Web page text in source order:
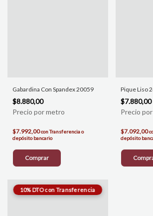
Gabardina Con Spandex 20059
$8.880,00
$7.992,00conTransferencia o
depósito bancario
Comprar
Pique Liso
$7.880,00
$7.092,00
depósito